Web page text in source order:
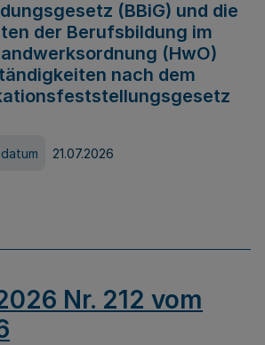
(BBiG) und die
der Berufsbildung im
(HwO)
nach dem
21.07.2026
Nr. 212 vom